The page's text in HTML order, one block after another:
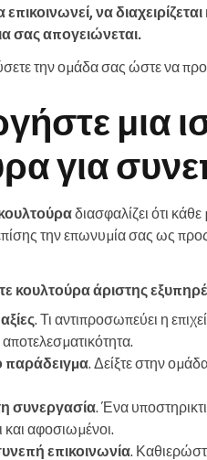
να
σας απογειώνεται.
την ομάδα σας ώστε να
μια
για
διασφαλίζει ότι
την επωνυμία σας ως
κουλτούρα άριστης
. Τι αντιπροσωπεύει η
αποτελεσματικότητα.
παράδειγμα. Δείξτε στην
συνεργασία. Ένα
και αφοσιωμένοι.
επικοινωνία.